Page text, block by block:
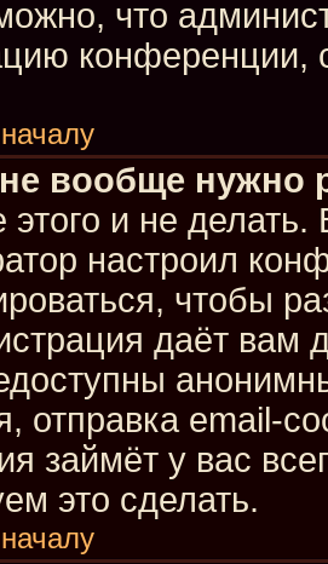
что
конференции,
вообще нужно
и не делать.
настроил
чтобы
даёт вам
отправка email-
займёт у вас
это сделать.